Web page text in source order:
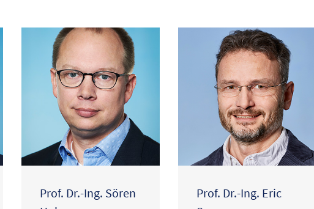
Prof. Dr.-Ing. Sören
Prof. Dr.-Ing. Eric